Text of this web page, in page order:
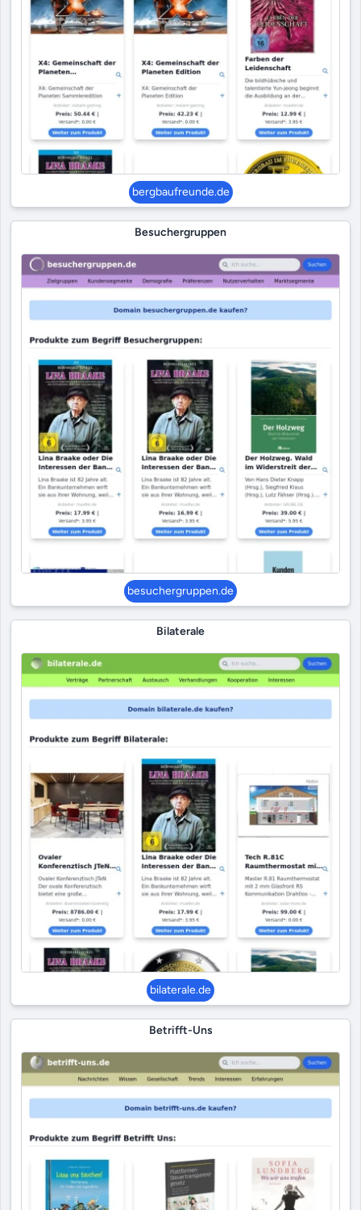
bergbaufreunde.de
Besuchergruppen
besuchergruppen.de
Bilaterale
bilaterale.de
Betrifft-Uns